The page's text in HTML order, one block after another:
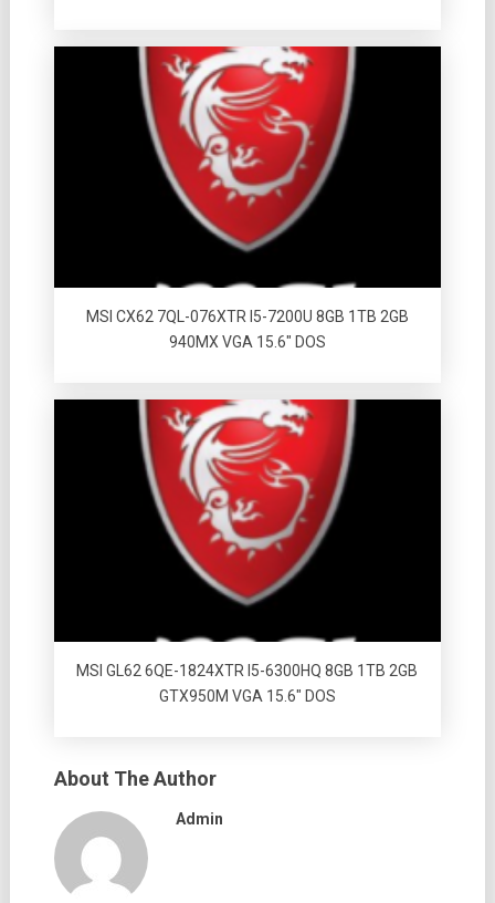
MSI CX62 7QL-076XTR I5-7200U 8GB 1TB 2GB
940MX VGA 15.6″ DOS
MSI GL62 6QE-1824XTR I5-6300HQ 8GB 1TB 2GB
GTX950M VGA 15.6″ DOS
About The Author
Admin